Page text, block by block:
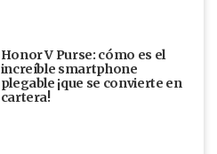
Honor V Purse: cómo es el
increíble smartphone
plegable ¡que se convierte en
cartera!